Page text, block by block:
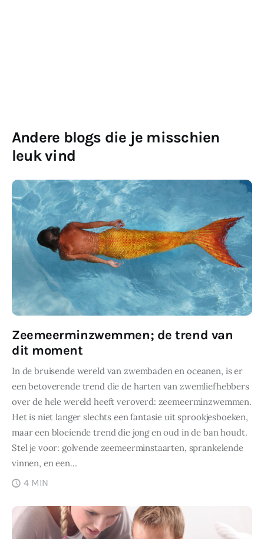
Andere blogs die je misschien
leuk vind
Zeemeerminzwemmen; de trend van
dit moment
In de bruisende wereld van zwembaden en oceanen, is er
een betoverende trend die de harten van zwemliefhebbers
over de hele wereld heeft veroverd: zeemeerminzwemmen.
Het is niet langer slechts een fantasie uit sprookjesboeken,
maar een bloeiende trend die jong en oud in de ban houdt.
Stel je voor: golvende zeemeerminstaarten, sprankelende
vinnen, en een…
4 MIN